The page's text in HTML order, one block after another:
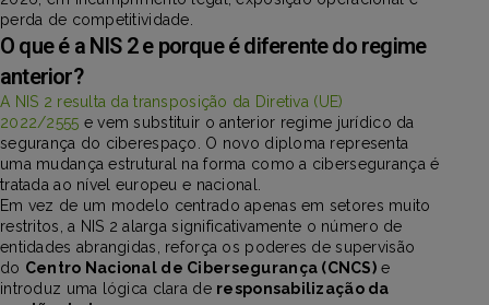
perda de competitividade.
O que é a NIS 2 e porque é diferente do regime
anterior?
A NIS 2 resulta da transposição da Diretiva (UE)
2022/2555 e vem substituir o anterior regime jurídico da
segurança do ciberespaço. O novo diploma representa
uma mudança estrutural na forma como a cibersegurança é
tratada ao nível europeu e nacional.
Em vez de um modelo centrado apenas em setores muito
restritos, a NIS 2 alarga significativamente o número de
entidades abrangidas, reforça os poderes de supervisão
do Centro Nacional de Cibersegurança (CNCS) e
introduz uma lógica clara de responsabilização da